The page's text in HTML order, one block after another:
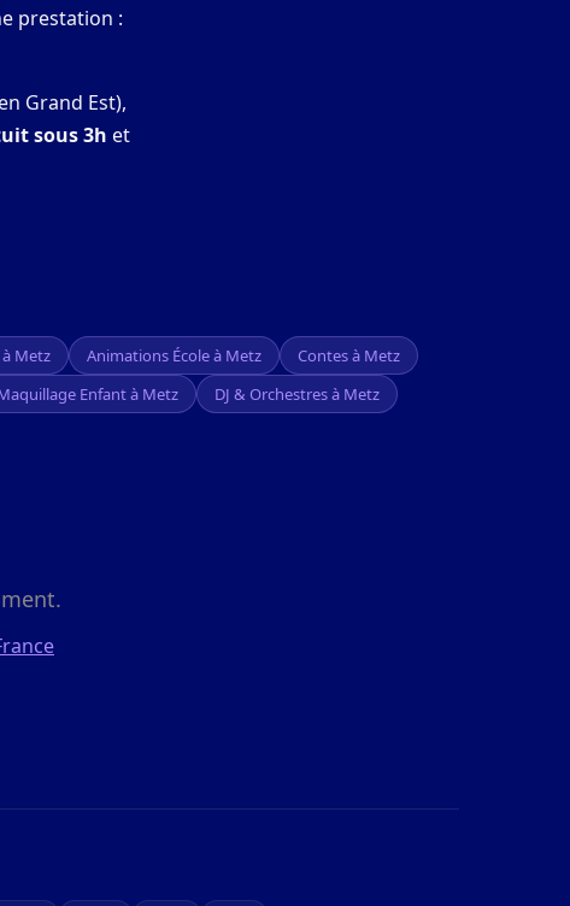
prestation :
Grand Est),
sous 3h et
Metz Animations École à Metz
Contes à Metz
Enfant à Metz DJ & Orchestres à Metz